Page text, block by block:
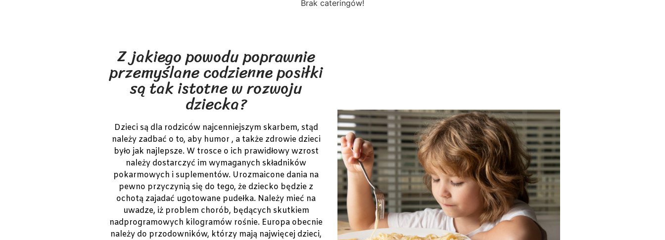
Brak cateringów!
Z jakiego powodu poprawnie
przemyślane codzienne posiłki
są tak istotne w rozwoju
dziecka?
Dzieci są dla rodziców najcenniejszym skarbem, stąd
należy zadbać o to, aby humor , a także zdrowie dzieci
było jak najlepsze. W trosce o ich prawidłowy wzrost
należy dostarczyć im wymaganych składników
pokarmowych i suplementów. Urozmaicone dania na
pewno przyczynią się do tego, że dziecko będzie z
ochotą zajadać ugotowane pudełka. Należy mieć na
uwadze, iż problem chorób, będących skutkiem
nadprogramowych kilogramów rośnie. Europa obecnie
należy do przodowników, którzy mają najwięcej dzieci,